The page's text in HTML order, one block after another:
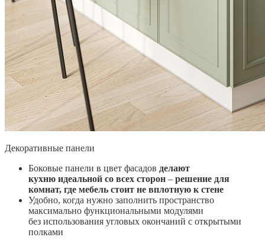
Декоративные панели
Боковые панели в цвет фасадов делают
кухню идеальной со всех сторон – решение для
комнат, где мебель стоит не вплотную к стене
Удобно, когда нужно заполнить пространство
максимально функциональными модулями
без использования угловых окончаний с открытыми
полками